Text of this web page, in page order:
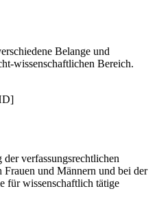
Belange und
wissenschaftlichen Bereich.
verfassungsrechtlichen
Frauen und Männern und bei der
für wissenschaftlich tätige